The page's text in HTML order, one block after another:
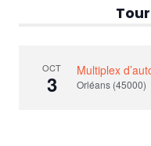
OCT
3
Multiplex
Orléans (45000)